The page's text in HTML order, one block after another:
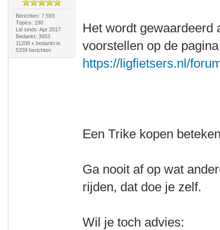
Berichten: 7.593
Topics: 190
Lid sinds: Apr 2017
Bedankt: 3653
11208 x bedankt in
5339 berichten
Het wordt gewaardeerd
voorstellen op de
https://ligfietsers.nl/
Een Trike kopen
Ga nooit af op wat
rijden, dat doe je zelf.
Wil je toch advies: